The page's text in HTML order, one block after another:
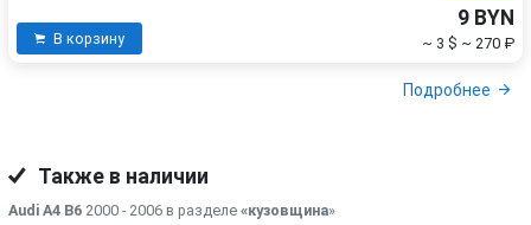
В корзину
9 BYN
~ 3 $ ~ 270 ₽
Подробнее
Также в наличии
Audi A4 B6 2000 - 2006 в разделе «кузовщина»